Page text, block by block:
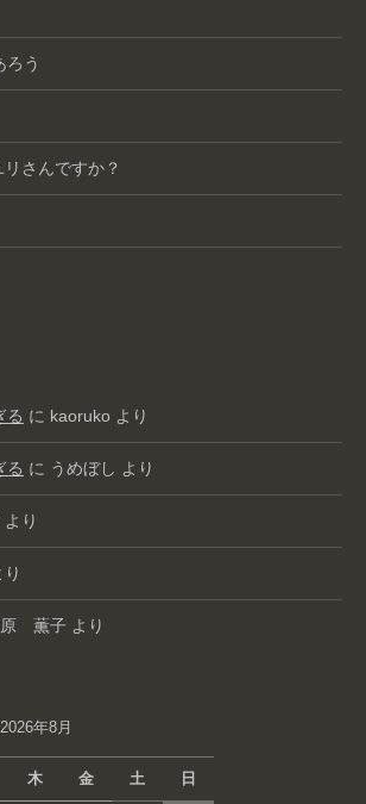
ろう
さんですか？
る に kaoruko より
る に うめぼし より
より
り
薫子 より
2026年8月
木 金 土 日